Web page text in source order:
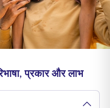
प्रीमियम भुगतान करें
प्रकार और लाभ